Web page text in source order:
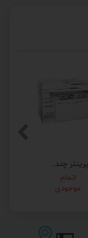
پرینتر چندکاره لیزری اچ پی مدل LaserJet Pro MFP M130a
اتمام
موجودی